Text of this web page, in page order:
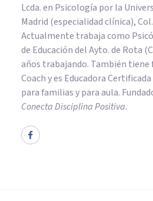
Lcda. en Psicología por la
Madrid (especialidad clínica),
Actualmente trabaja como
de Educación del Ayto. de Rota
años trabajando. También
Coach y es Educadora
para familias y para aula.
Conecta Disciplina Positiva.